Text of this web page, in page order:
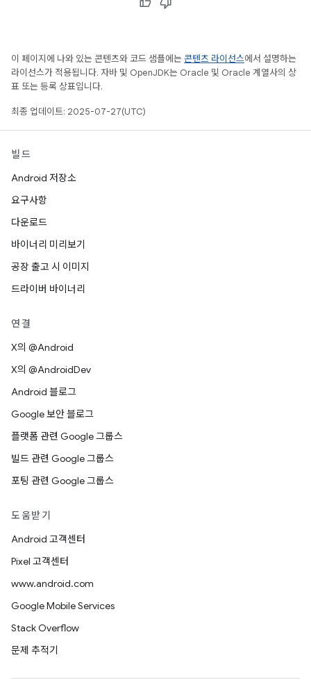
이 페이지에 나와 있는 콘텐츠와 코드 샘플에는 콘텐츠 라이선스에서 설명하는
라이선스가 적용됩니다. 자바 및 OpenJDK는 Oracle 및 Oracle 계열사의 상
표 또는 등록 상표입니다.
최종 업데이트: 2025-07-27(UTC)
빌드
Android 저장소
요구사항
다운로드
바이너리 미리보기
공장 출고 시 이미지
드라이버 바이너리
연결
X의 @Android
X의 @AndroidDev
Android 블로그
Google 보안 블로그
플랫폼 관련 Google 그룹스
빌드 관련 Google 그룹스
포팅 관련 Google 그룹스
도움받기
Android 고객센터
Pixel 고객센터
www.android.com
Google Mobile Services
Stack Overflow
문제 추적기